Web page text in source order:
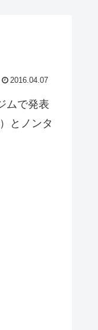
2016.04.07
ムで発表
とノンタ